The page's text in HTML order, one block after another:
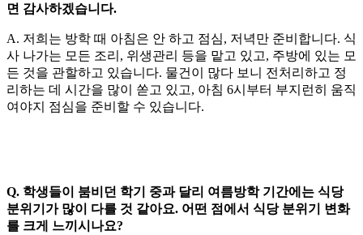
면 감사하겠습니다.
A. 저희는 방학 때 아침은 안 하고 점심, 저녁만 준비합니다. 식
사 나가는 모든 조리, 위생관리 등을 맡고 있고, 주방에 있는 모
든 것을 관할하고 있습니다. 물건이 많다 보니 전처리하고 정
리하는 데 시간을 많이 쏟고 있고, 아침 6시부터 부지런히 움직
여야지 점심을 준비할 수 있습니다.
Q. 학생들이 붐비던 학기 중과 달리 여름방학 기간에는 식당
분위기가 많이 다를 것 같아요. 어떤 점에서 식당 분위기 변화
를 크게 느끼시나요?